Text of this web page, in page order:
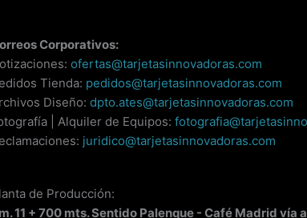
Corporativos:
ofertas@tarjetasinnovadoras.com
Tienda: pedidos@tarjetasinnovadoras.com
Diseño: dpto.ates@tarjetasinnovadoras.com
| Alquiler de Equipos:
juridico@tarjetasinnovadoras.com
de Producción:
11 + 700 mts. Sentido Palenque - Café Madrid vía